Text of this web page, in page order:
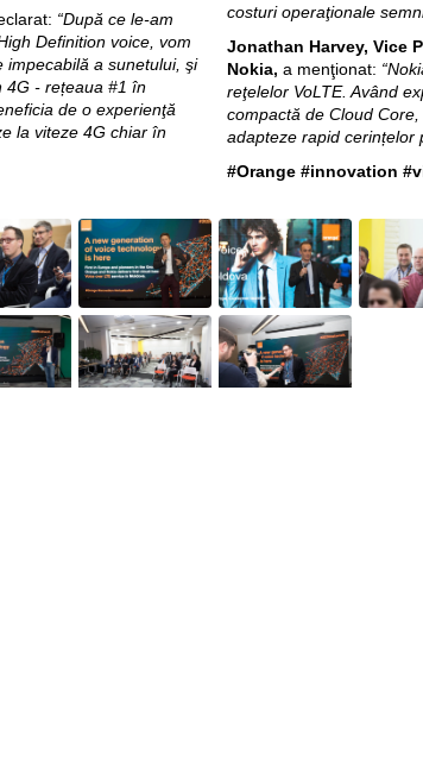
“După ce le-am
Definition voice, vom
impecabilă a sunetului, şi
4G - rețeaua #1 în
de o experienţă
la viteze 4G chiar în
costuri operaţionale
Jonathan Harvey, Vice
Nokia, a menţionat:
reţelelor VoLTE. Având
compactă de Cloud
adapteze rapid cerințelor
#Orange #innovation